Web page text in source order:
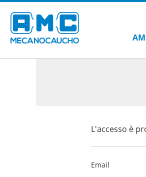
L'accesso è
Email